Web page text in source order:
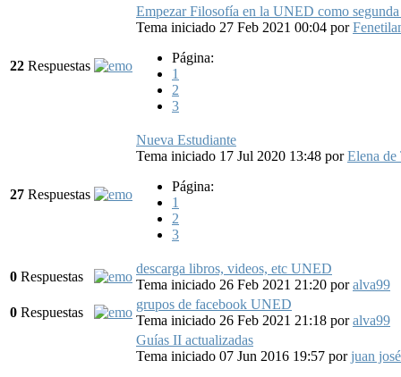
22 Respuestas
Empezar Filosofía en la UNED como segunda
Tema iniciado 27 Feb 2021 00:04 por
Página:
1
2
3
27 Respuestas
Nueva Estudiante
Tema iniciado 17 Jul 2020 13:48 porElena de
Página:
1
2
3
0 Respuestas
descarga libros, videos, etc UNED
Tema iniciado 26 Feb 2021 21:20 poralva99
0 Respuestas
grupos de facebook UNED
Tema iniciado 26 Feb 2021 21:18 poralva99
Guías II actualizadas
Tema iniciado 07 Jun 2016 19:57 porjuan josé